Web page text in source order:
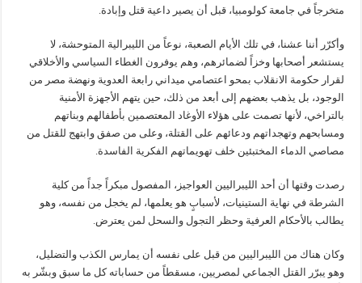
متخرجاً في جامعة كولومبيا، قبل أن يصير داعية قتل وإبادة.
وأكرّر أننا عشنا، في تلك الأيام الصعبة، نوعاً من الليبرالية المتوحشة، لا
يستشعر أصحابها وخزاً لضمائرهم، وهم يوفرون الغطاء السياسي والأخلاقي
لقرار حكومة الانقلاب بمحو اعتصامي ميداني رابعة العدوية ونهضة مصر من
الوجود، بل يذهب بعضهم إلى أبعد من ذلك، حين يتهم الأجهزة الأمنية
بالتراخي، لأنها تصمت على هؤلاء الأوغاد المعتصمين بأطفالهم وبناتهم
ومسابحهم وتهجداتهم ودعائهم على القتلة، وعلى من صفق وابتهج للقتل من
مصاصي الدماء المختبئين خلف تهويماتهم الفكرية الفاسدة.
رصدت وقتها أن أحد الليبراليين العواجيز، المفصول مبكراً جداً من كلية
الشرطة في نهاية الستينيات، لأسبابٍ هو يعلمها، لم يخجل من نفسه، وهو
يطالب بالأحكام العرفية وحظر التجول والسحل لمن يعترض.
وكان هناك من الليبراليين من قبل على نفسه أن يمارس الكذب والتضليل،
وهو يبرّر القتل الجماعي لمصريين، مسقطاً من حساباته كل ما سبق وبشّر به